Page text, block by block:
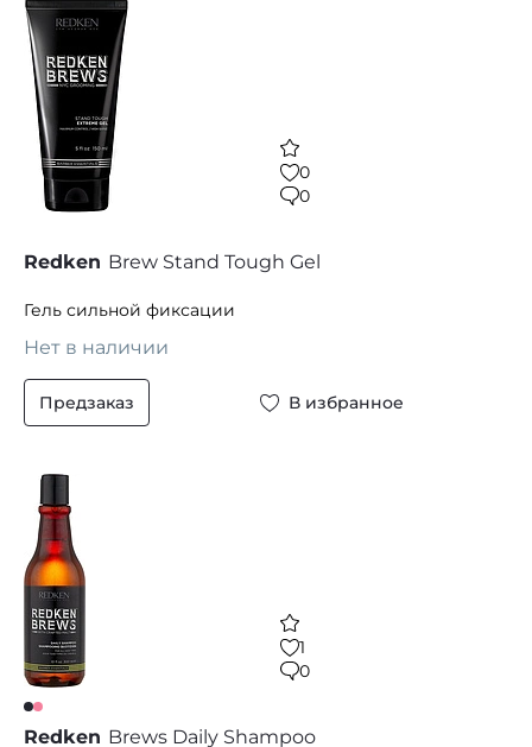
0
0
Redken Brew Stand Tough Gel
Гель сильной фиксации
Нет в наличии
Предзаказ В избранное
1
0
Redken Brews Daily Shampoo